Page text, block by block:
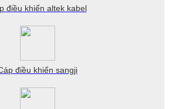
điều khiển altek kabel
điều khiển sangji